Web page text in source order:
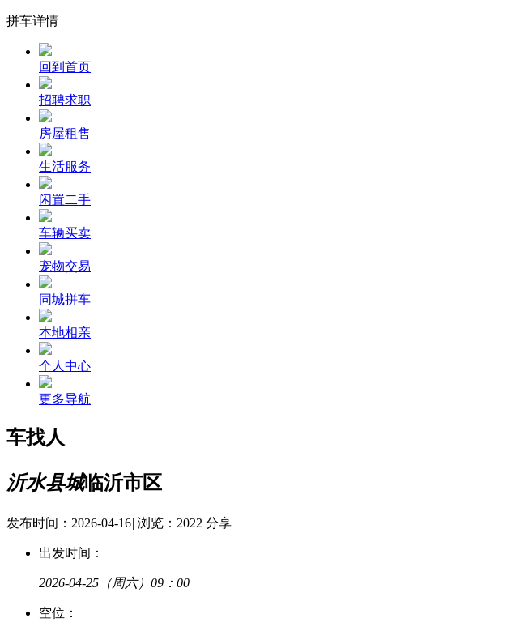
拼车详情
回到首页
招聘求职
房屋租售
生活服务
闲置二手
车辆买卖
宠物交易
同城拼车
本地相亲
个人中心
更多导航
车找人
沂水县城临沂市区
发布时间：2026-04-16| 浏览：2022 分享
出发时间：
2026-04-25 （周六）09：00
空位：